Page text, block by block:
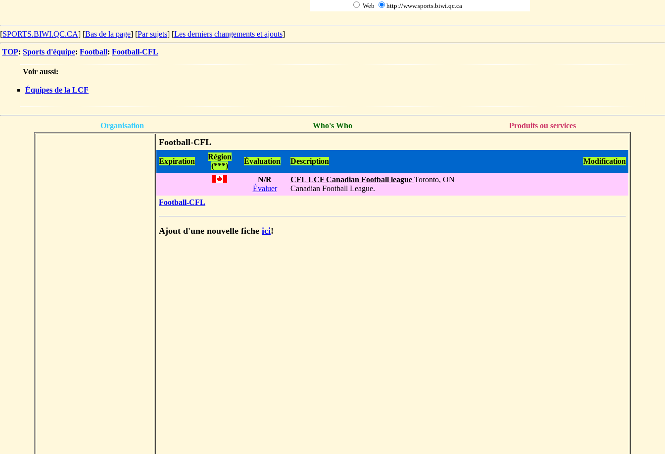
Web http://www.sports.biwi.qc.ca
[SPORTS.BIWI.QC.CA] [Bas de la page] [Par sujets] [Les derniers changements et ajouts]
TOP: Sports d'équipe: Football: Football-CFL
Voir aussi:
Équipes de la LCF
Organisation Who's Who Produits ou services
Football-CFL
Expiration
Région
(***)
Évaluation Description Modification
N/R
Évaluer
CFL LCF Canadian Football league Toronto, ON
Canadian Football League.
Football-CFL
Ajout d'une nouvelle fiche ici!